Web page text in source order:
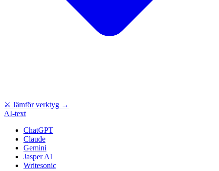
⚔ Jämför verktyg →
AI-text
ChatGPT
Claude
Gemini
Jasper AI
Writesonic